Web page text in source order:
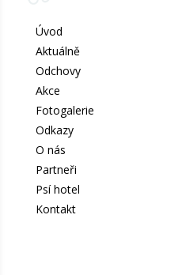
Úvod
Aktuálně
Odchovy
Akce
Fotogalerie
Odkazy
O nás
Partneři
Psí hotel
Kontakt